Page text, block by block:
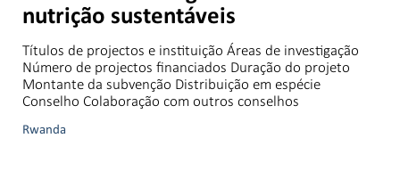
nutrição sustentáveis
Títulos de projectos e instituição Áreas de investigação
Número de projectos financiados Duração do projeto
Montante da subvenção Distribuição em espécie
Conselho Colaboração com outros conselhos
Rwanda